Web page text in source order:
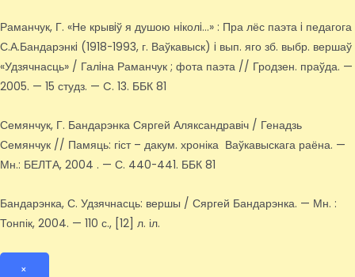
Раманчук, Г. «Не крывiў я душою нiколi…» : Пра лёс паэта i педагога
С.А.Бандарэнкi (1918-1993, г. Ваўкавыск) i вып. яго зб. выбр. вершаў
«Удзячнасць» / Галiна Раманчук ; фота паэта // Гродзен. праўда. —
2005. — 15 студз. — C. 13. ББК 81
Семянчук, Г. Бандарэнка Сяргей Аляксандравіч / Генадзь
Семянчук // Памяць: гіст – дакум. хроніка Ваўкавыскага раёна. —
Мн.: БЕЛТА, 2004 . — С. 440-441. ББК 81
Бандарэнка, С. Удзячнасць: вершы / Сяргей Бандарэнка. — Мн. :
Тонпік, 2004. — 110 с., [12] л. іл.
×